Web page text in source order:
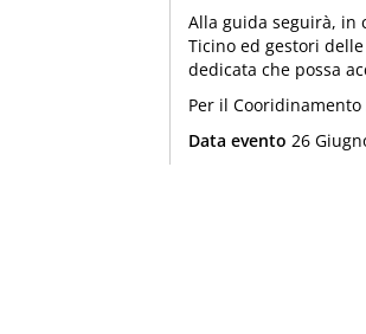
Alla guida seguirà, in
Ticino ed gestori
dedicata che possa
Per il
Data evento 26